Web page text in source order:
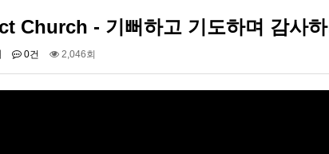
Church - 기뻐하고 기도하며 감사
0건 2,046회